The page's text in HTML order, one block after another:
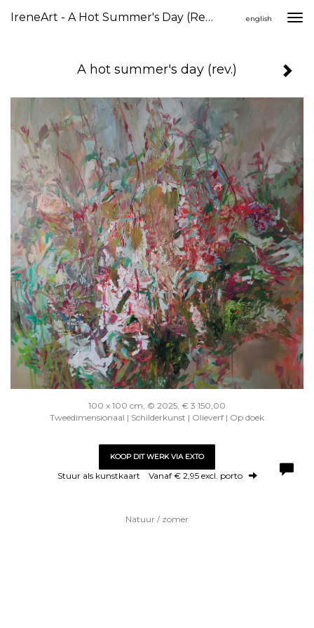
IreneArt - A Hot Summer's Day (rev.) english
A hot summer's day (rev.)
100 x 100 cm, © 2025, € 3 150,00
Tweedimensionaal | Schilderkunst | Olieverf | Op doek
KOOP DIT WERK VIA EXTO
Stuur als kunstkaart Vanaf € 2,95 excl. porto
Natuur / zomer